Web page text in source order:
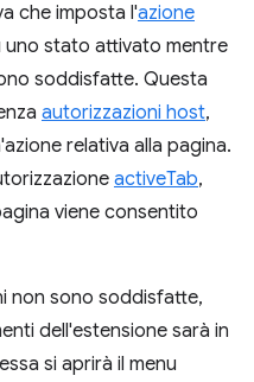
che imposta l'azione
uno stato attivato mentre
soddisfatte. Questa
autorizzazioni host,
relativa alla pagina.
activeTab,
viene consentito
non sono soddisfatte,
dell'estensione sarà in
si aprirà il menu